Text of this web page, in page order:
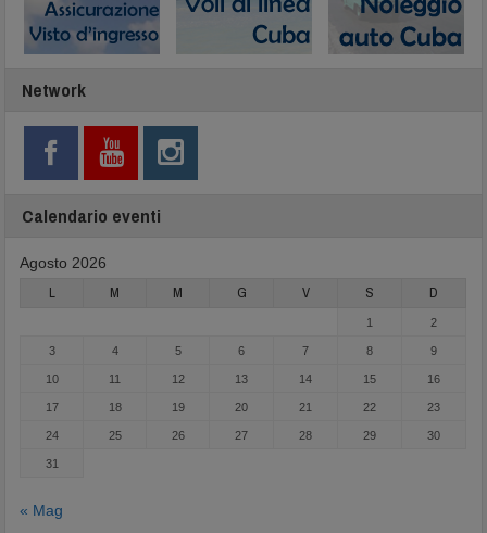
Network
Calendario eventi
Agosto 2026
L M M G V S D
1 2
3 4 5 6 7 8 9
10 11 12 13 14 15 16
17 18 19 20 21 22 23
24 25 26 27 28 29 30
31
« Mag